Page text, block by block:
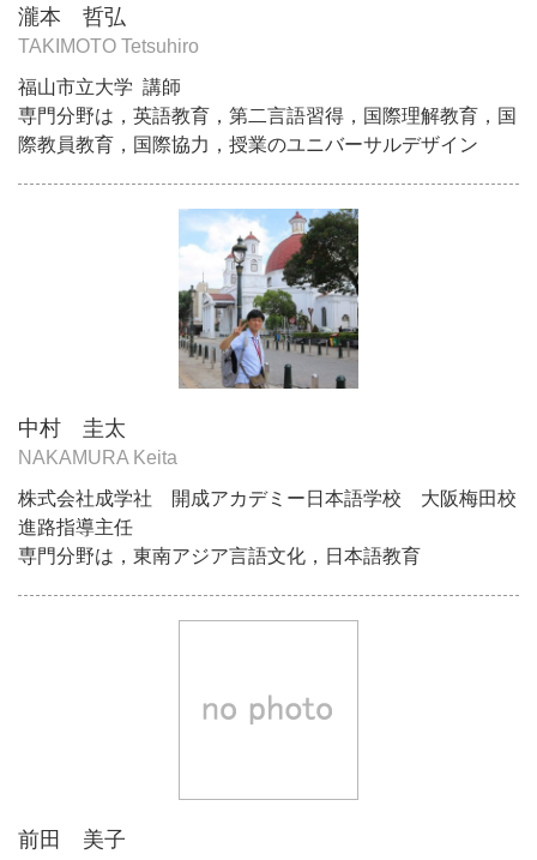
瀧本 哲弘
TAKIMOTO Tetsuhiro
福山市立大学 講師
専門分野は，英語教育，第二言語習得，国際理解教育，国
際教員教育，国際協力，授業のユニバーサルデザイン
中村 圭太
NAKAMURA Keita
株式会社成学社 開成アカデミー日本語学校 大阪梅田校
進路指導主任
専門分野は，東南アジア言語文化，日本語教育
前田 美子